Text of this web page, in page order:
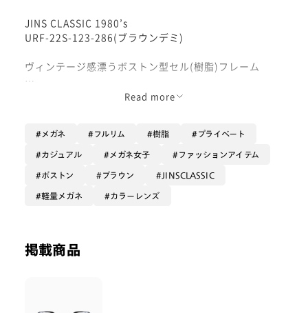
JINS CLASSIC 1980’s
URF-22S-123-286(ブラウンデミ)
ヴィンテージ感漂うボストン型セル(樹脂)フレーム
クラシカルなベッコウ柄の品番です！
リッとした印象も演出してくれます！
形状はクラシカルですがラインが細いので、野暮ったく
ならずすっきりかけていただけます。
縦幅が広めなので透明レンズ仕様でもUV対策が出来ま
かけた時の傍からの見た目はしっかり色が入りますが、
視界は暗すぎないので普段使いにもお使いいただけます
Read more
メガネ フルリム 樹脂 プライベート
カジュアル メガネ女子 ファッションアイテム
ボストン ブラウン JINSCLASSIC
軽量メガネ カラーレンズ
掲載商品